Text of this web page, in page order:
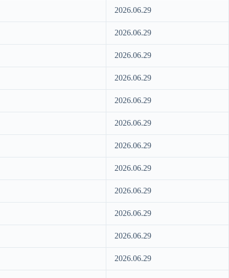
2026.06.29
2026.06.29
2026.06.29
2026.06.29
2026.06.29
2026.06.29
2026.06.29
2026.06.29
2026.06.29
2026.06.29
2026.06.29
2026.06.29